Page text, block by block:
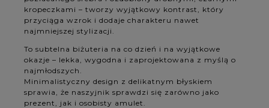
kropeczkami – tworzy wyjątkowy kontrast, który
przyciąga wzrok i dodaje charakteru nawet
najmniejszej stylizacji.
To subtelna biżuteria na co dzień i na wyjątkowe
okazje – lekka, wygodna i zaprojektowana z myślą o
najmłodszych.
Minimalistyczny design z delikatnym błyskiem
sprawia, że naszyjnik sprawdzi się zarówno jako
prezent, jak i osobisty amulet.